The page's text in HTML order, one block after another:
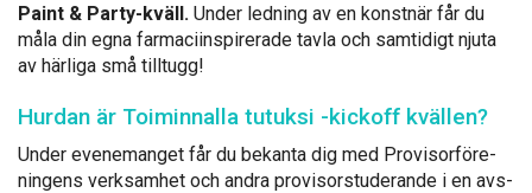
Paint & Par­ty-kväll. Un­der led­ning av en konst­när får du
må­la din eg­na far­maciins­pi­re­ra­de tav­la och sam­ti­digt nju­ta
av här­li­ga små till­tugg!
Hur­dan är Toi­min­nal­la tu­tuk­si -kic­koff kväl­len?
Un­der eve­ne­man­get får du be­kan­ta dig med Pro­vi­sorfö­re­
nin­gens verk­sam­het och an­dra pro­vi­sors­tu­de­ran­de i en avs­